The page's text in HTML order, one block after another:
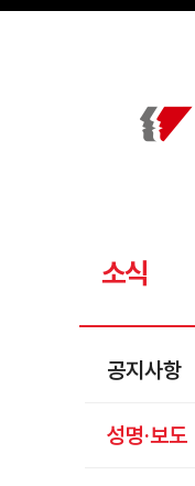
메뉴 건너뛰기
소식
공지사항
성명·보도